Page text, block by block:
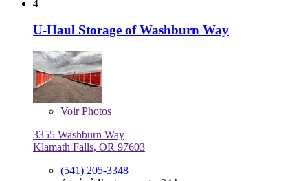
4
U-Haul Storage of Washburn Way
VoirPhotos
3355 Washburn Way
Klamath Falls, OR 97603
(541) 205-3348